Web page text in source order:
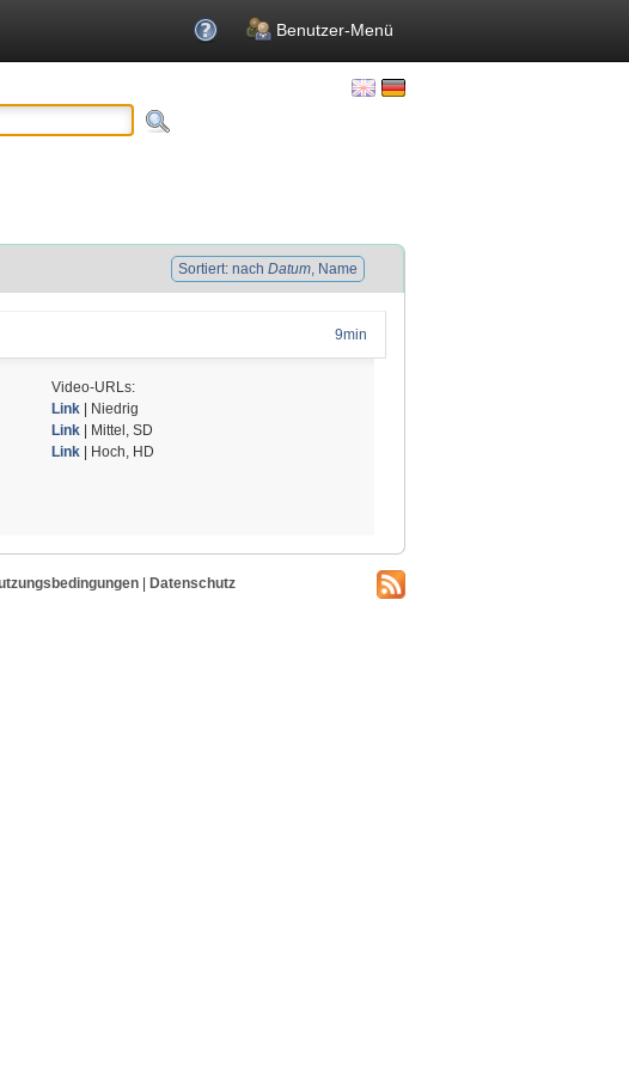
Benutzer-Menü
Sortiert: nach Datum, Name
9min
Video-URLs:
Link | Niedrig
Link | Mittel, SD
Link | Hoch, HD
| Datenschutz